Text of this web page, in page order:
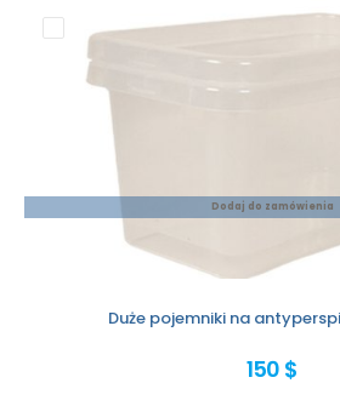
Dodaj do zamówienia
Duże pojemniki na
150 $